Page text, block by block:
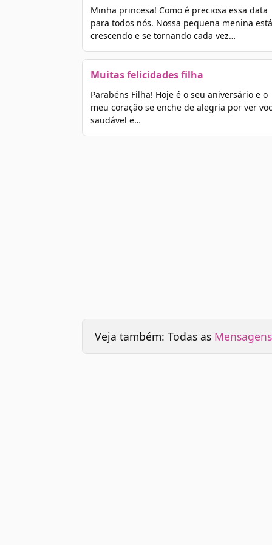
Minha princesa! Como é preciosa essa data
para todos nós. Nossa pequena menina está
crescendo e se tornando cada vez…
Muitas felicidades filha
Parabéns Filha! Hoje é o seu aniversário e o
meu coração se enche de alegria por ver
saudável e…
Veja também: Todas as